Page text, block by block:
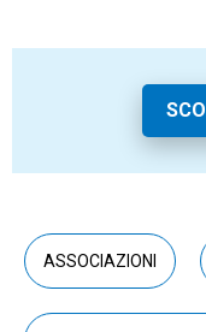
ASSOCIAZIONI